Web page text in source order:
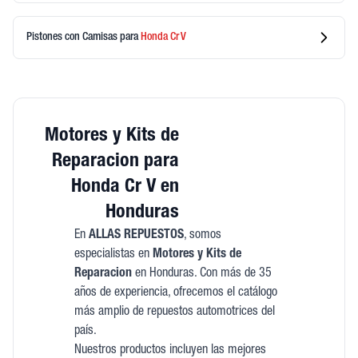
Pistones con Camisas para HondaCr V
Motores y Kits de
Reparacion para
Honda Cr V en
Honduras
En ALLAS REPUESTOS, somos
especialistas en Motores y Kits de
Reparacionen Honduras. Con más de 35
años de experiencia, ofrecemos el catálogo
más amplio de repuestos automotrices del
país.
Nuestros productos incluyen las mejores